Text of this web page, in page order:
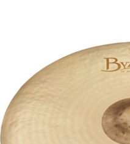
キーボード